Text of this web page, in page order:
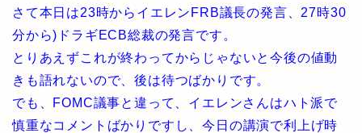
さて本日は23時からイエレンFRB議長の発言、27時30
分から)ドラギECB総裁の発言です。
とりあえずこれが終わってからじゃないと今後の値動
きも語れないので、後は待つばかりです。
でも、FOMC議事と違って、イエレンさんはハト派で
慎重なコメントばかりですし、今日の講演で利上げ時